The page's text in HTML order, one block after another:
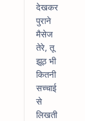
देखकर
पुराने
मैसेज
तेरे, तू
झूठ भी
कितनी
सच्चाई
से
लिखती